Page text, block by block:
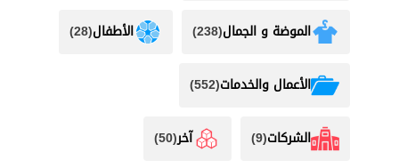
الموضة و الجمال(238) الأطفال(28)
اﻷعمال والخدمات(552)
الشركات(9) آخر(50)